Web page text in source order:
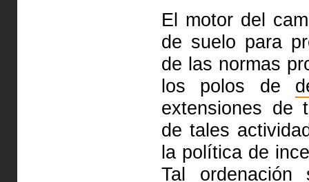
El motor del
de suelo para
de las normas
los polos de
extensiones de
de tales
la política de
Tal